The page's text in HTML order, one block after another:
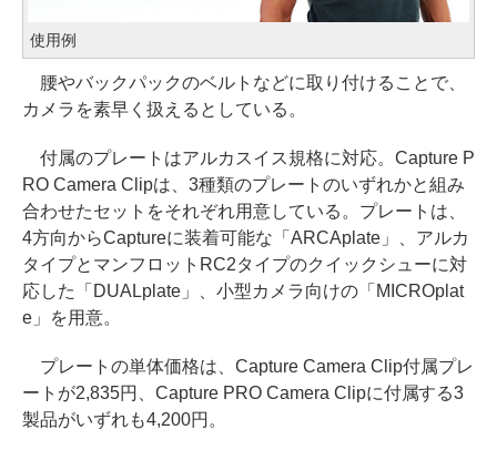
使用例
腰やバックパックのベルトなどに取り付けることで、
カメラを素早く扱えるとしている。
付属のプレートはアルカスイス規格に対応。Capture P
RO Camera Clipは、3種類のプレートのいずれかと組み
合わせたセットをそれぞれ用意している。プレートは、
4方向からCaptureに装着可能な「ARCAplate」、アルカ
タイプとマンフロットRC2タイプのクイックシューに対
応した「DUALplate」、小型カメラ向けの「MICROplat
e」を用意。
プレートの単体価格は、Capture Camera Clip付属プレ
ートが2,835円、Capture PRO Camera Clipに付属する3
製品がいずれも4,200円。